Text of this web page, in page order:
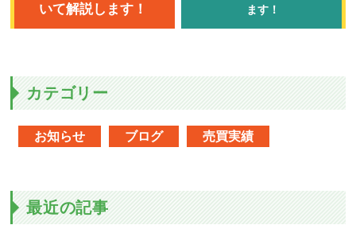
いて解説します！
ます！
カテゴリー
お知らせ ブログ 売買実績
最近の記事